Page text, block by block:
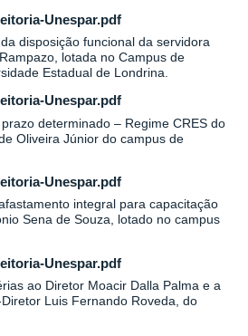
Unespar.pdf
disposição funcional da servidora
lotada no Campus de
Estadual de Londrina.
Unespar.pdf
determinado – Regime CRES do
Oliveira Júnior do campus de
Unespar.pdf
integral para capacitação
Sena de Souza, lotado no campus
Unespar.pdf
ao Diretor Moacir Dalla Palma e a
Luis Fernando Roveda, do